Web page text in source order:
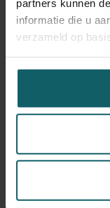
partners kunnen
informatie die u
verzameld op